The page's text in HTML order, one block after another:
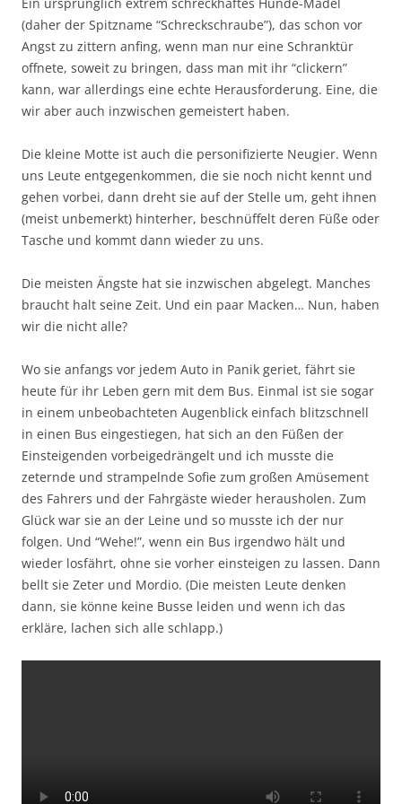
(daher der Spitzname “Schreckschraube”), das schon vor
Angst zu zittern anfing, wenn man nur eine Schranktür
offnete, soweit zu bringen, dass man mit ihr “clickern”
kann, war allerdings eine echte Herausforderung. Eine, die
wir aber auch inzwischen gemeistert haben.
Die kleine Motte ist auch die personifizierte Neugier. Wenn
uns Leute entgegenkommen, die sie noch nicht kennt und
gehen vorbei, dann dreht sie auf der Stelle um, geht ihnen
(meist unbemerkt) hinterher, beschnüffelt deren Füße oder
Tasche und kommt dann wieder zu uns.
Die meisten Ängste hat sie inzwischen abgelegt. Manches
braucht halt seine Zeit. Und ein paar Macken… Nun, haben
wir die nicht alle?
Wo sie anfangs vor jedem Auto in Panik geriet, fährt sie
heute für ihr Leben gern mit dem Bus. Einmal ist sie sogar
in einem unbeobachteten Augenblick einfach blitzschnell
in einen Bus eingestiegen, hat sich an den Füßen der
Einsteigenden vorbeigedrängelt und ich musste die
zeternde und strampelnde Sofie zum großen Amüsement
des Fahrers und der Fahrgäste wieder herausholen. Zum
Glück war sie an der Leine und so musste ich der nur
folgen. Und “Wehe!”, wenn ein Bus irgendwo hält und
wieder losfährt, ohne sie vorher einsteigen zu lassen. Dann
bellt sie Zeter und Mordio. (Die meisten Leute denken
dann, sie könne keine Busse leiden und wenn ich das
erkläre, lachen sich alle schlapp.)